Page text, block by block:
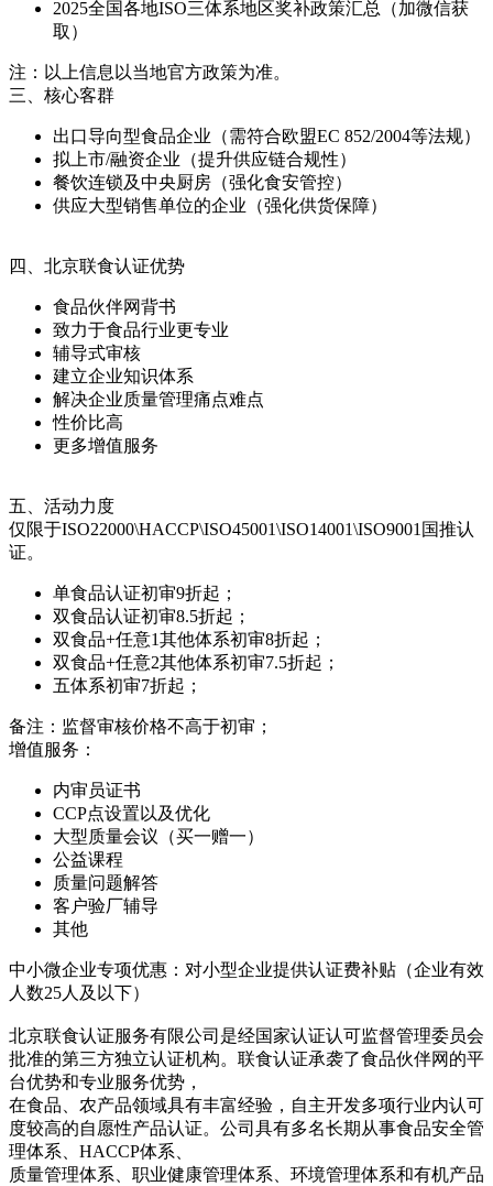
2025全国各地ISO三体系地区奖补政策汇总（加微信获
取）
注：以上信息以当地官方政策为准。
三、核心客群
出口导向型食品企业（需符合欧盟EC 852/2004等法规）
拟上市/融资企业（提升供应链合规性）
餐饮连锁及中央厨房（强化食安管控）
供应大型销售单位的企业（强化供货保障）
四、北京联食认证优势
食品伙伴网背书
致力于食品行业更专业
辅导式审核
建立企业知识体系
解决企业质量管理痛点难点
性价比高
更多增值服务
五、活动力度
仅限于ISO22000\HACCP\ISO45001\ISO14001\ISO9001国推认
证。
单食品认证初审9折起；
双食品认证初审8.5折起；
双食品+任意1其他体系初审8折起；
双食品+任意2其他体系初审7.5折起；
五体系初审7折起；
备注：监督审核价格不高于初审；
增值服务：
内审员证书
CCP点设置以及优化
大型质量会议（买一赠一）
公益课程
质量问题解答
客户验厂辅导
其他
‌中小微企业专项优惠‌：对小型企业提供认证费补贴（企业有效
人数25人及以下）
北京联食认证服务有限公司是经国家认证认可监督管理委员会
批准的第三方独立认证机构。联食认证承袭了食品伙伴网的平
台优势和专业服务优势，
在食品、农产品领域具有丰富经验，自主开发多项行业内认可
度较高的自愿性产品认证。公司具有多名长期从事食品安全管
理体系、HACCP体系、
质量管理体系、职业健康管理体系、环境管理体系和有机产品